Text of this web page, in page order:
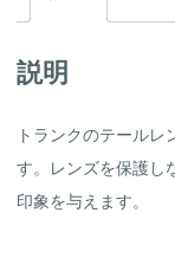
GL1800
ル
ド
ン
グ
用、
品
番
説明
トランクのテール
す。レンズを保護し
印象を与えます。